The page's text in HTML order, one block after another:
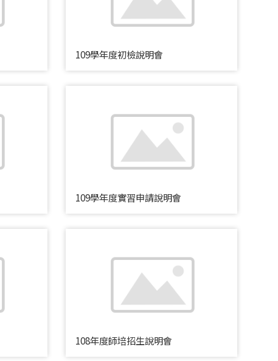
109學年度初檢說明會
109學年度實習申請說明會
108年度師培招生說明會